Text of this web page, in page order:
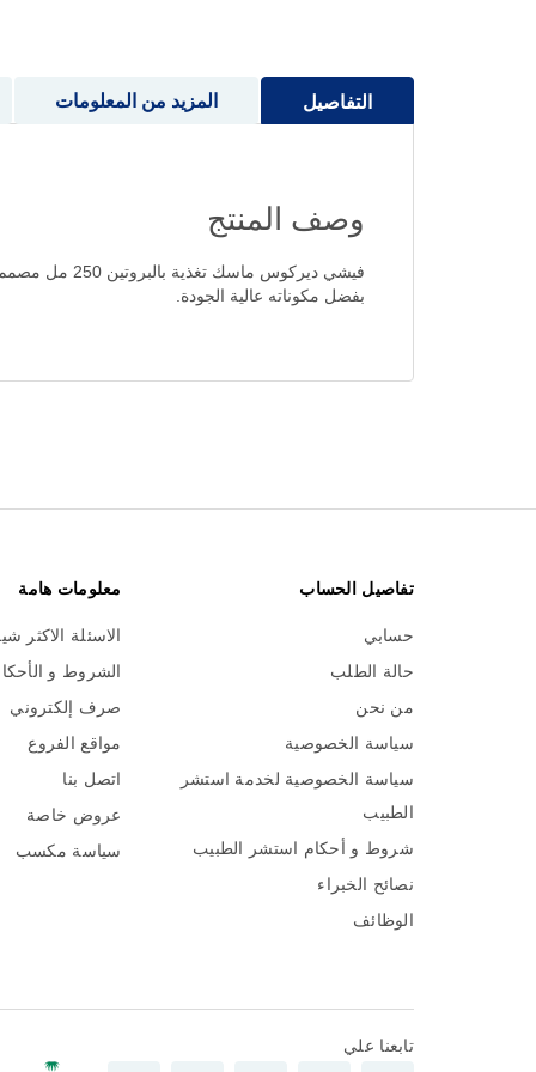
التفاصيل
وصف المنتج
فيشي
بفضل مكوناته عالية الجودة.
المزيد من المعلومات
تفاصيل الحساب
حسابي
حالة الطلب
من نحن
سياسة الخصوصية
سياسة الخصوصية لخدمة استشر
الطبيب
شروط و أحكام استشر الطبيب
نصائح الخبراء
الوظائف
معلومات هامة
الاسئلة الاكثر
الشروط و
صرف إلكتروني
مواقع الفروع
اتصل بنا
عروض خاصة
سياسة مكسب
تابعنا علي